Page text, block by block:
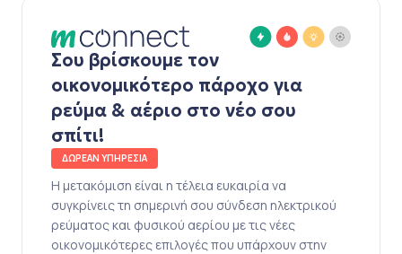
Σου βρίσκουμε τον
οικονομικότερο πάροχο για
ρεύμα & αέριο στο νέο σου
σπίτι!
ΔΩΡΕΑΝ ΥΠΗΡΕΣΙΑ
Η μετακόμιση είναι η τέλεια ευκαιρία να
συγκρίνεις τη σημερινή σου σύνδεση ηλεκτρικού
ρεύματος και φυσικού αερίου με τις νέες
οικονομικότερες επιλογές που υπάρχουν στην